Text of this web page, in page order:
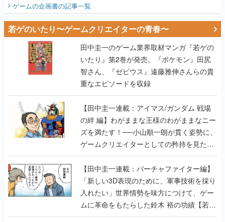
ゲームの企画書の記事一覧
若ゲのいたり〜ゲームクリエイターの青春〜
田中圭一のゲーム業界取材マンガ『若ゲの
いたり』第2巻が発売。『ポケモン』田尻
智さん、『ゼビウス』遠藤雅伸さんらの貴
重なエピソードを収録
【田中圭一連載：アイマス/ガンダム 戦場
の絆 編】わがままな王様のわがままなニー
ズを満たす！──小山順一朗が貫く姿勢に、
ゲームクリエイターとしての矜持を見た
【若ゲのいたり最終回】
【田中圭一連載：バーチャファイター編】
「新しい3D表現のために、軍事技術を採り
入れたい」世界情勢を味方につけて、ゲー
ムに革命をもたらした鈴木 裕の功績【若ゲ
のいたり】